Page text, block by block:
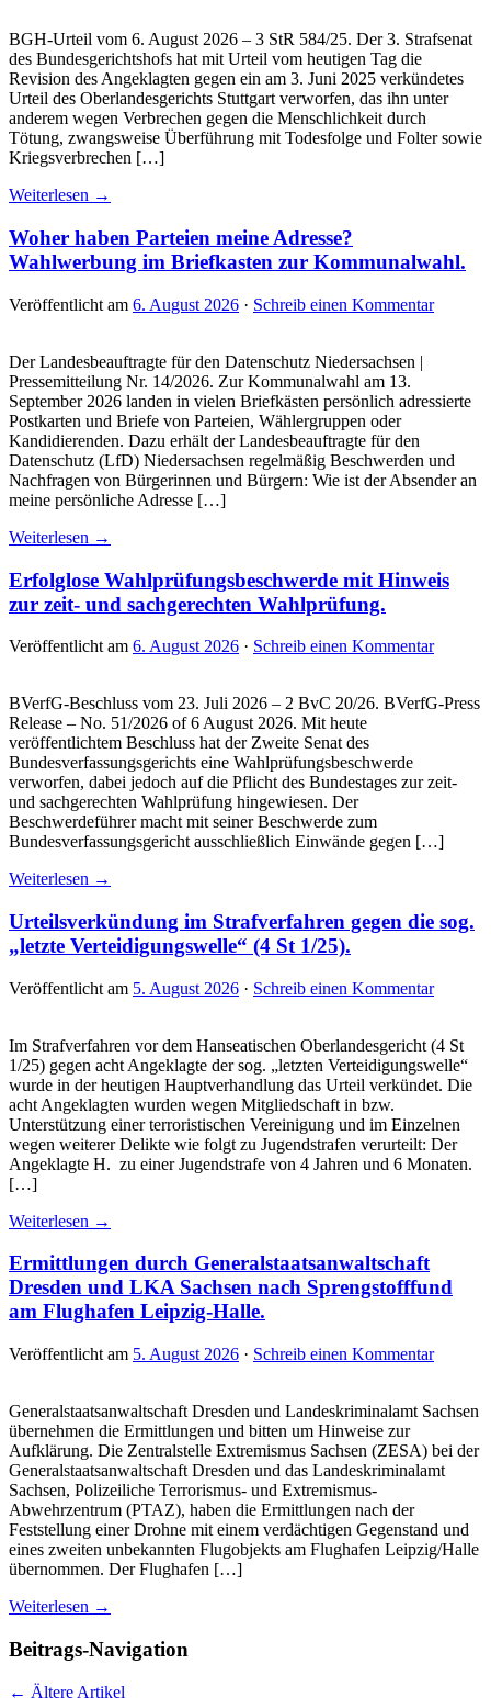
BGH-Urteil vom 6. August 2026 – 3 StR 584/25. Der 3. Strafsenat
des Bundesgerichtshofs hat mit Urteil vom heutigen Tag die
Revision des Angeklagten gegen ein am 3. Juni 2025 verkündetes
Urteil des Oberlandesgerichts Stuttgart verworfen, das ihn unter
anderem wegen Verbrechen gegen die Menschlichkeit durch
Tötung, zwangsweise Überführung mit Todesfolge und Folter sowie
Kriegsverbrechen […]
Weiterlesen →
Woher haben Parteien meine Adresse?
Wahlwerbung im Briefkasten zur Kommunalwahl.
Veröffentlicht am 6. August 2026 · Schreib einen Kommentar
Der Landesbeauftragte für den Datenschutz Niedersachsen |
Pressemitteilung Nr. 14/2026. Zur Kommunalwahl am 13.
September 2026 landen in vielen Briefkästen persönlich adressierte
Postkarten und Briefe von Parteien, Wählergruppen oder
Kandidierenden. Dazu erhält der Landesbeauftragte für den
Datenschutz (LfD) Niedersachsen regelmäßig Beschwerden und
Nachfragen von Bürgerinnen und Bürgern: Wie ist der Absender an
meine persönliche Adresse […]
Weiterlesen →
Erfolglose Wahlprüfungsbeschwerde mit Hinweis
zur zeit- und sachgerechten Wahlprüfung.
Veröffentlicht am 6. August 2026 · Schreib einen Kommentar
BVerfG-Beschluss vom 23. Juli 2026 – 2 BvC 20/26. BVerfG-Press
Release – No. 51/2026 of 6 August 2026. Mit heute
veröffentlichtem Beschluss hat der Zweite Senat des
Bundesverfassungsgerichts eine Wahlprüfungsbeschwerde
verworfen, dabei jedoch auf die Pflicht des Bundestages zur zeit-
und sachgerechten Wahlprüfung hingewiesen. Der
Beschwerdeführer macht mit seiner Beschwerde zum
Bundesverfassungsgericht ausschließlich Einwände gegen […]
Weiterlesen →
Urteilsverkündung im Strafverfahren gegen die sog.
„letzte Verteidigungswelle“ (4 St 1/25).
Veröffentlicht am 5. August 2026 · Schreib einen Kommentar
Im Strafverfahren vor dem Hanseatischen Oberlandesgericht (4 St
1/25) gegen acht Angeklagte der sog. „letzten Verteidigungswelle“
wurde in der heutigen Hauptverhandlung das Urteil verkündet. Die
acht Angeklagten wurden wegen Mitgliedschaft in bzw.
Unterstützung einer terroristischen Vereinigung und im Einzelnen
wegen weiterer Delikte wie folgt zu Jugendstrafen verurteilt: Der
Angeklagte H. zu einer Jugendstrafe von 4 Jahren und 6 Monaten.
[…]
Weiterlesen →
Ermittlungen durch Generalstaatsanwaltschaft
Dresden und LKA Sachsen nach Sprengstofffund
am Flughafen Leipzig-Halle.
Veröffentlicht am 5. August 2026 · Schreib einen Kommentar
Generalstaatsanwaltschaft Dresden und Landeskriminalamt Sachsen
übernehmen die Ermittlungen und bitten um Hinweise zur
Aufklärung. Die Zentralstelle Extremismus Sachsen (ZESA) bei der
Generalstaatsanwaltschaft Dresden und das Landeskriminalamt
Sachsen, Polizeiliche Terrorismus- und Extremismus-
Abwehrzentrum (PTAZ), haben die Ermittlungen nach der
Feststellung einer Drohne mit einem verdächtigen Gegenstand und
eines zweiten unbekannten Flugobjekts am Flughafen Leipzig/Halle
übernommen. Der Flughafen […]
Weiterlesen →
Beitrags-Navigation
← Ältere Artikel